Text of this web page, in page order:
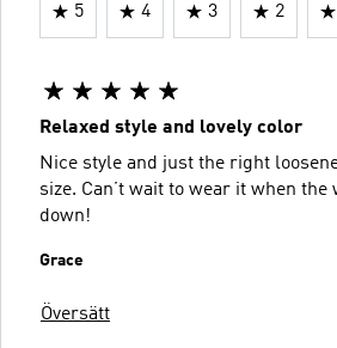
5 4 3 2
Relaxed style and lovely color
Nice style and just the right
size. Can’t wait to wear it when the
down!
Grace
Översätt